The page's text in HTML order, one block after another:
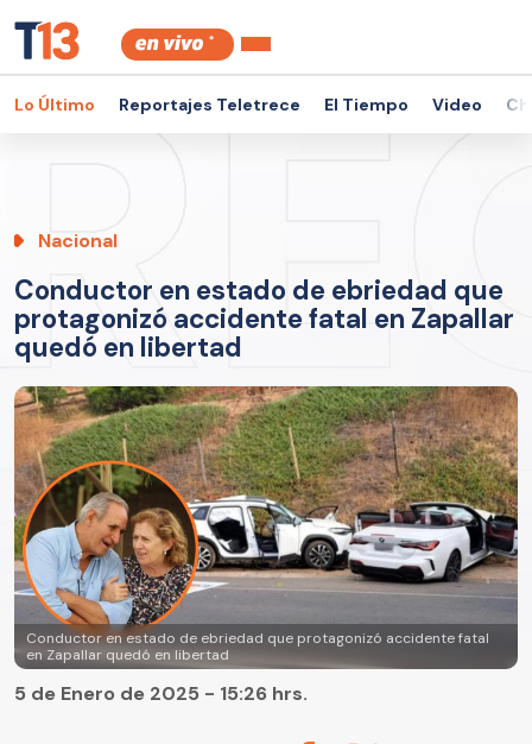
Lo Último Reportajes Teletrece El Tiempo Video
Nacional
Conductor en estado de ebriedad que
protagonizó accidente fatal en Zapallar
quedó en libertad
Conductor en estado de ebriedad que protagonizó accidente fatal
en Zapallar quedó en libertad
5 de Enero de 2025 - 15:26 hrs.